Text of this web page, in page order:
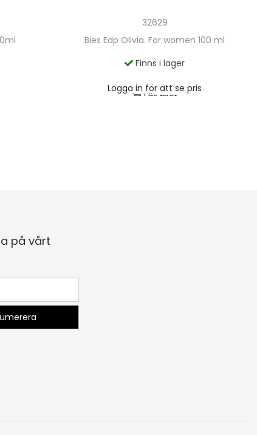
32629
Bies Edp Olivia. For women 100 ml
Finns i lager
Logga in för att se pris
Läs mer
på vårt